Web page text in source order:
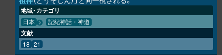
地域・カテゴリ
日本 記紀神話・神道
文献
18 21